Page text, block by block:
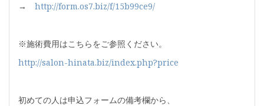
→ http://form.os7.biz/f/15b99ce9/
※施術費用はこちらをご参照ください。
http://salon-hinata.biz/index.php?price
初めての人は申込フォームの備考欄から、